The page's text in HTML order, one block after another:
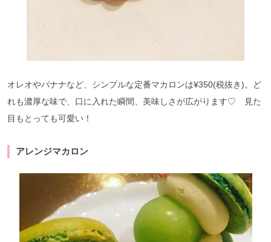
オレオやバナナなど、シンプルな定番マカロンは¥350(税抜き)。ど
れも濃厚な味で、口に入れた瞬間、美味しさが広がります♡ 見た
目もとっても可愛い！
アレンジマカロン